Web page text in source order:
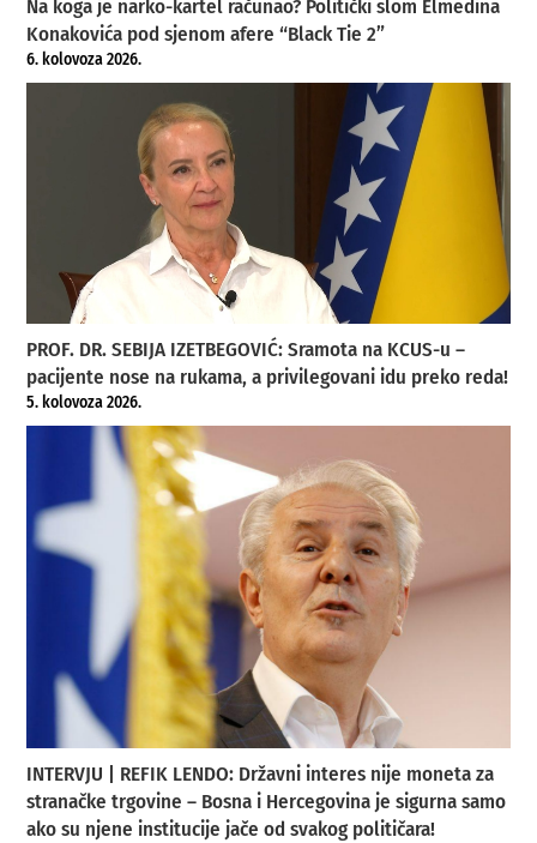
Na koga je narko-kartel računao? Politički slom Elmedina
Konakovića pod sjenom afere “Black Tie 2”
6. kolovoza 2026.
PROF. DR. SEBIJA IZETBEGOVIĆ: Sramota na KCUS-u –
pacijente nose na rukama, a privilegovani idu preko reda!
5. kolovoza 2026.
INTERVJU | REFIK LENDO: Državni interes nije moneta za
stranačke trgovine – Bosna i Hercegovina je sigurna samo
ako su njene institucije jače od svakog političara!